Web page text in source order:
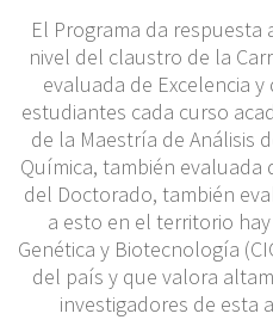
El Programa da respuesta
nivel del claustro de la
evaluada de Excelencia
estudiantes cada curso
de la Maestría de Análisis
Química, también evaluada
del Doctorado, también
a esto en el territorio
Genética y Biotecnología
del país y que valora
investigadores de esta